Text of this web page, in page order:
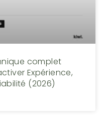
complet
Expérience,
(2026)